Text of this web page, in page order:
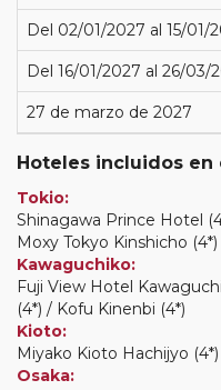
Del 02/01/2027 al 15/01/
Del 16/01/2027 al 26/03/
27 de marzo de 2027
Hoteles incluidos en
Tokio:
Shinagawa Prince Hotel
Moxy Tokyo Kinshicho (4*)
Kawaguchiko:
Fuji View Hotel
(4*) / Kofu Kinenbi (4*)
Kioto:
Miyako Kioto Hachijyo (4*)
Osaka: